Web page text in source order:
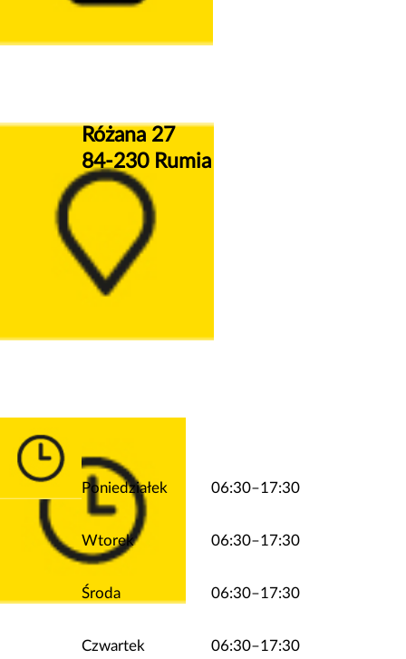
Różana 27
84-230 Rumia
Poniedziałek 06:30–17:30
Wtorek 06:30–17:30
Środa 06:30–17:30
Czwartek 06:30–17:30